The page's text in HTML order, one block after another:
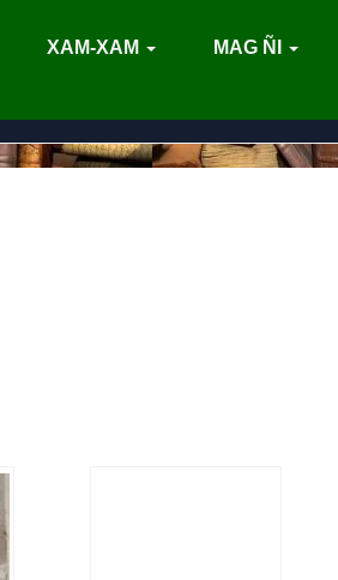
XAM-XAM MAG ÑI